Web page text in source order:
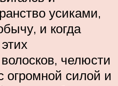
усиками,
и когда
челюсти
огромной силой и